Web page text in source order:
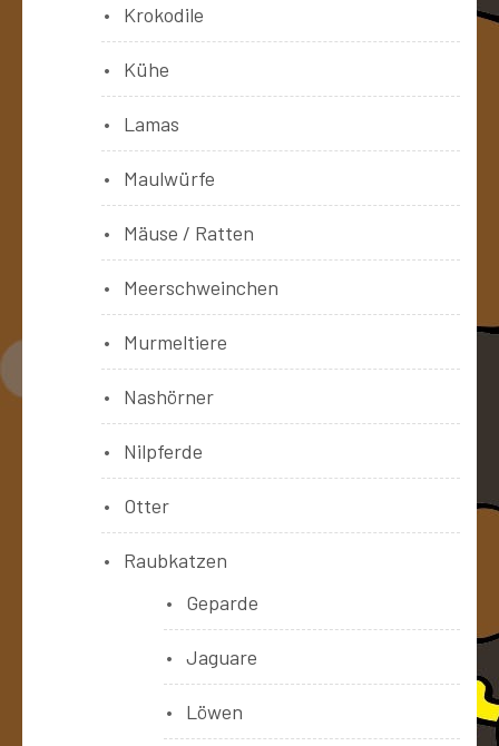
Krokodile
Kühe
Lamas
Maulwürfe
Mäuse / Ratten
Meerschweinchen
Murmeltiere
Nashörner
Nilpferde
Otter
Raubkatzen
Geparde
Jaguare
Löwen